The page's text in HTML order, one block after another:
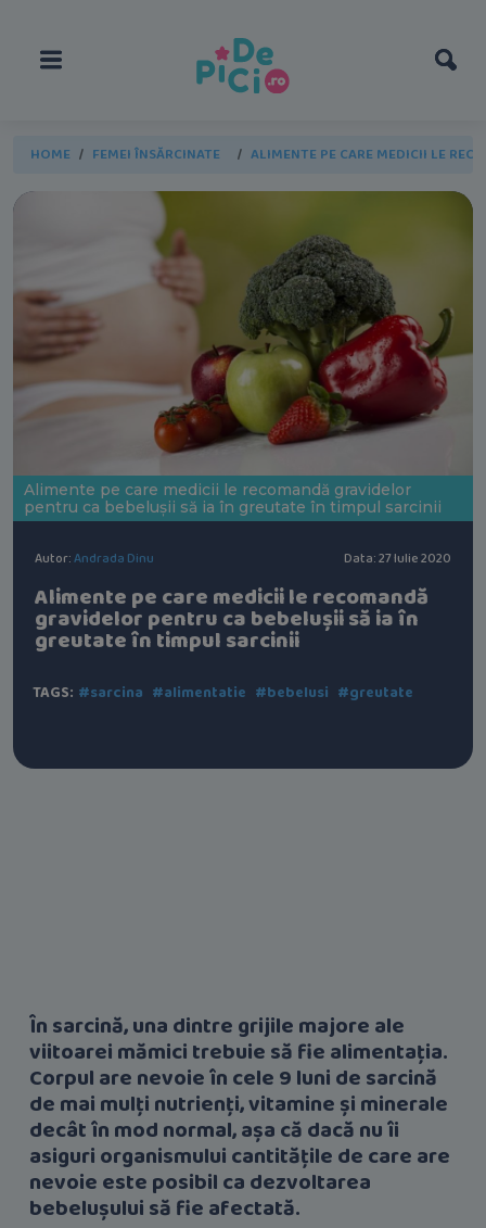
HOME FEMEI ÎNSĂRCINATE ALIMENTE PE CARE MEDICII LE
Alimente pe care medicii le recomandă gravidelor
pentru ca bebelușii să ia în greutate în timpul sarcinii
Autor:Andrada Dinu Data: 27 Iulie 2020
Alimente pe care medicii le recomandă
gravidelor pentru ca bebelușii să ia în
greutate în timpul sarcinii
TAGS: #sarcina #alimentatie #bebelusi #greutate
În sarcină, una dintre grijile majore ale
viitoarei mămici trebuie să fie alimentația.
Corpul are nevoie în cele 9 luni de sarcină
de mai mulți nutrienți, vitamine și minerale
decât în mod normal, așa că dacă nu îi
asiguri organismului cantitățile de care are
nevoie este posibil ca dezvoltarea
bebelușului să fie afectată.